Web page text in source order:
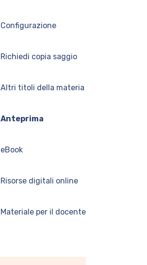
Configurazione
Richiedi copia saggio
Altri titoli della materia
Anteprima
eBook
Risorse digitali online
Materiale per il docente